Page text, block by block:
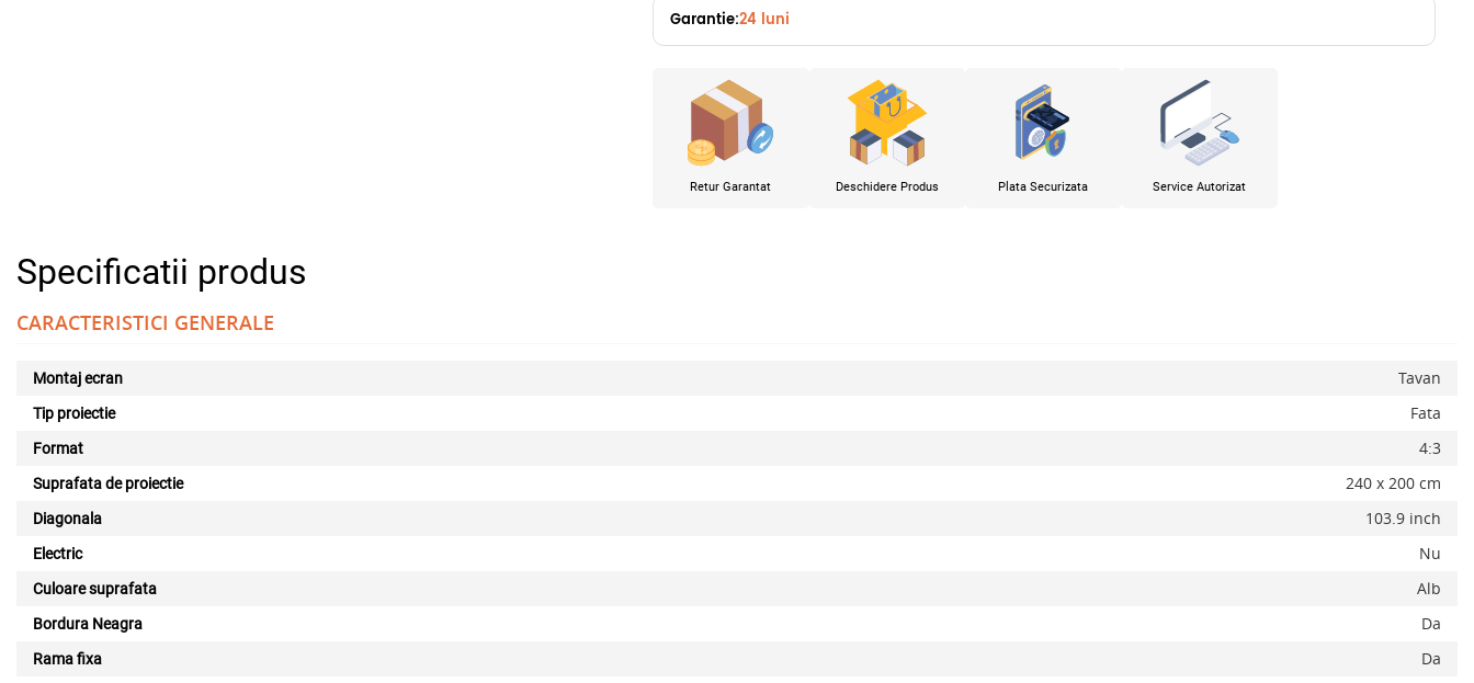
Garantie:24 luni
Retur Garantat Deschidere Produs Plata Securizata Service Autorizat
Specificatii produs
CARACTERISTICI GENERALE
Montaj ecran Tavan
Tip proiectie Fata
Format 4:3
Suprafata de proiectie 240 x 200 cm
Diagonala 103.9 inch
Electric Nu
Culoare suprafata Alb
Bordura Neagra Da
Rama fixa Da
ADAUGA IN COS